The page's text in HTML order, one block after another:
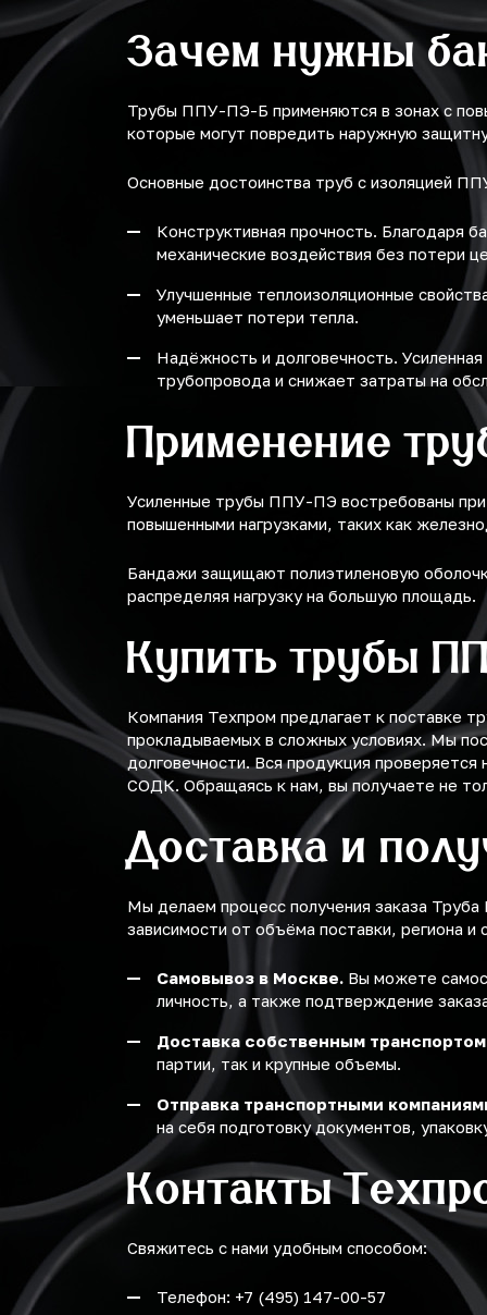
Зачем нужны
Трубы ППУ-ПЭ-Б применяются в зонах с
которые могут повредить наружную
Основные достоинства труб с изоляцией
Конструктивная прочность. Благодаря
механические воздействия без потери
Улучшенные теплоизоляционные
уменьшает потери тепла.
Надёжность и долговечность.
трубопровода и снижает затраты на
Применение
Усиленные трубы ППУ-ПЭ востребованы при
повышенными нагрузками, таких как
Бандажи защищают полиэтиленовую
распределяя нагрузку на большую площадь.
Купить трубы
Компания Техпром предлагает к поставке
прокладываемых в сложных условиях. Мы
долговечности. Вся продукция
СОДК. Обращаясь к нам, вы получаете не
Доставка и
Мы делаем процесс получения заказа
зависимости от объёма поставки, региона и
Самовывоз в Москве. Вы можете
личность, а также подтверждение
Доставка собственным
партии, так и крупные объемы.
Отправка транспортными
на себя подготовку документов,
Контакты
Свяжитесь с нами удобным способом:
Телефон: +7 (495) 147-00-57